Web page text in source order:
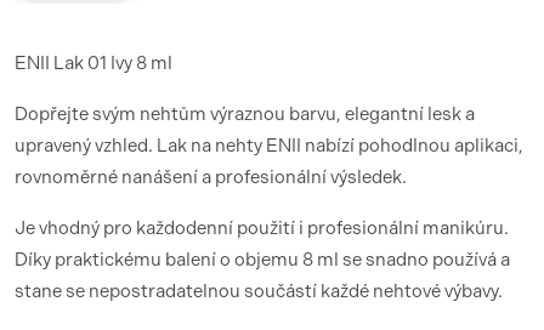
ENII Lak 01 Ivy 8 ml
Dopřejte svým nehtům výraznou barvu, elegantní lesk a
upravený vzhled. Lak na nehty ENII nabízí pohodlnou aplikaci,
rovnoměrné nanášení a profesionální výsledek.
Je vhodný pro každodenní použití i profesionální manikúru.
Díky praktickému balení o objemu 8 ml se snadno používá a
stane se nepostradatelnou součástí každé nehtové výbavy.